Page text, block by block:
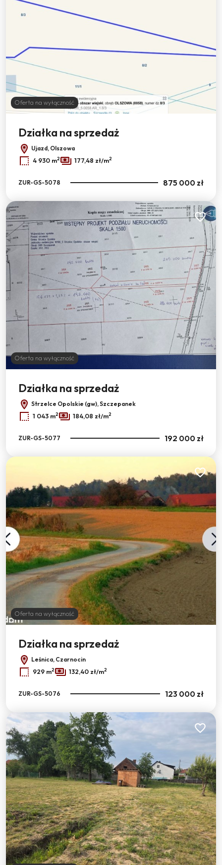
Oferta na wyłączność
Działka na sprzedaż
Ujazd, Olszowa
4 930 m2 177,48 zł/m2
ZUR-GS-5078 875 000 zł
Oferta na wyłączność
Dodaj
Działka na sprzedaż
Strzelce Opolskie (gw), Szczepanek
1 043 m2 184,08 zł/m2
ZUR-GS-5077 192 000 zł
Oferta na wyłączność
Dodaj
Działka na sprzedaż
Leśnica, Czarnocin
929 m2 132,40 zł/m2
ZUR-GS-5076 123 000 zł
Dodaj